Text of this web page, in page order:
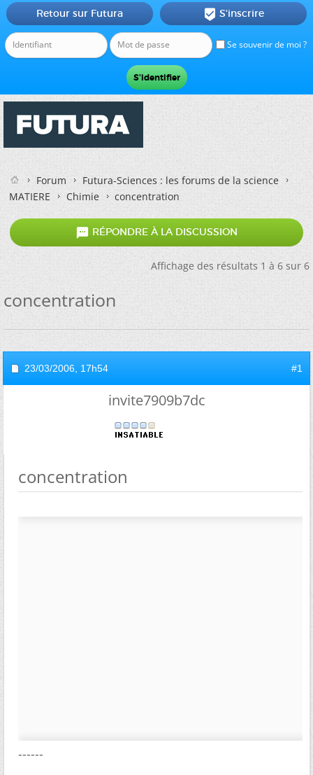
Se souvenir de moi ?
Retour sur Futura  S'inscrire
Forum
Futura-Sciences : les forums de la science
MATIERE
Chimie concentration
 RÉPONDRE À LA DISCUSSION
Affichage des résultats 1 à 6 sur 6
concentration
23/03/2006, 17h54 #1
invite7909b7dc
concentration
------